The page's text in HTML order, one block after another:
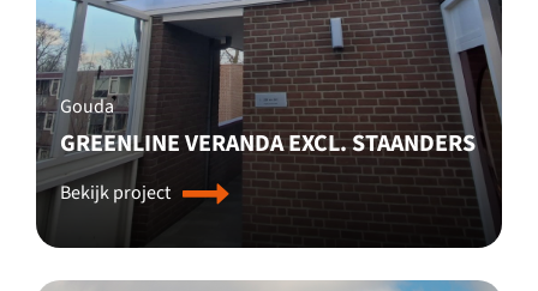
Gouda
GREENLINE VERANDA EXCL. STAANDERS
Bekijk project